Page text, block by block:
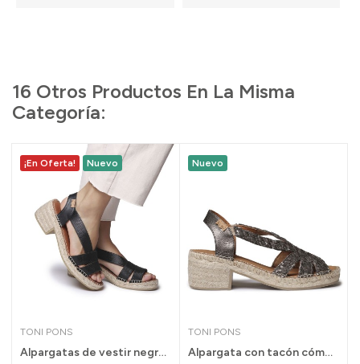
16 Otros Productos En La Misma
Categoría:
¡En Oferta! Nuevo
TONI PONS
Alpargatas de vestir negra Dama Toni Pons con...
Nuevo
TONI PONS
Alpargata con tacón cómodo bajo Toni Pons Doris...